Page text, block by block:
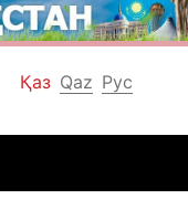
Қаз Qaz Рус